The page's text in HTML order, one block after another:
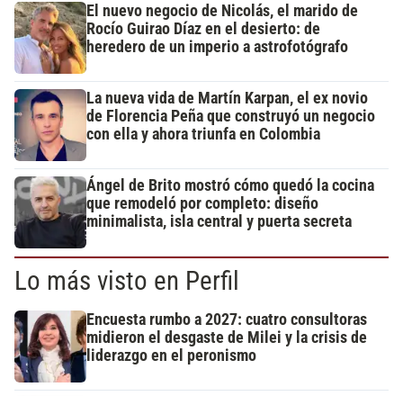
El nuevo negocio de Nicolás, el marido de
Rocío Guirao Díaz en el desierto: de
heredero de un imperio a astrofotógrafo
La nueva vida de Martín Karpan, el ex novio
de Florencia Peña que construyó un negocio
con ella y ahora triunfa en Colombia
Ángel de Brito mostró cómo quedó la cocina
que remodeló por completo: diseño
minimalista, isla central y puerta secreta
Lo más visto en Perfil
Encuesta rumbo a 2027: cuatro consultoras
midieron el desgaste de Milei y la crisis de
liderazgo en el peronismo